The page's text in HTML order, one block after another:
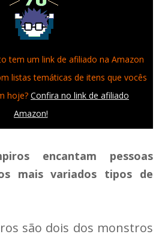
tem um link de afiliado na Amazon
listas temáticas de itens que vocês
hoje? Confira no link de afiliado
Amazon!
encantam pessoas
mais variados tipos de
são dois dos monstros